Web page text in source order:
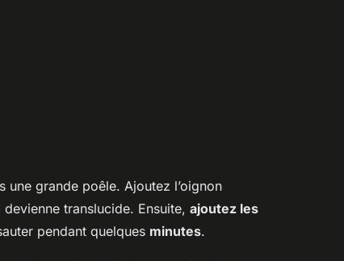
une grande poêle. Ajoutez l’oignon
translucide. Ensuite, ajoutez les
pendant quelques minutes.